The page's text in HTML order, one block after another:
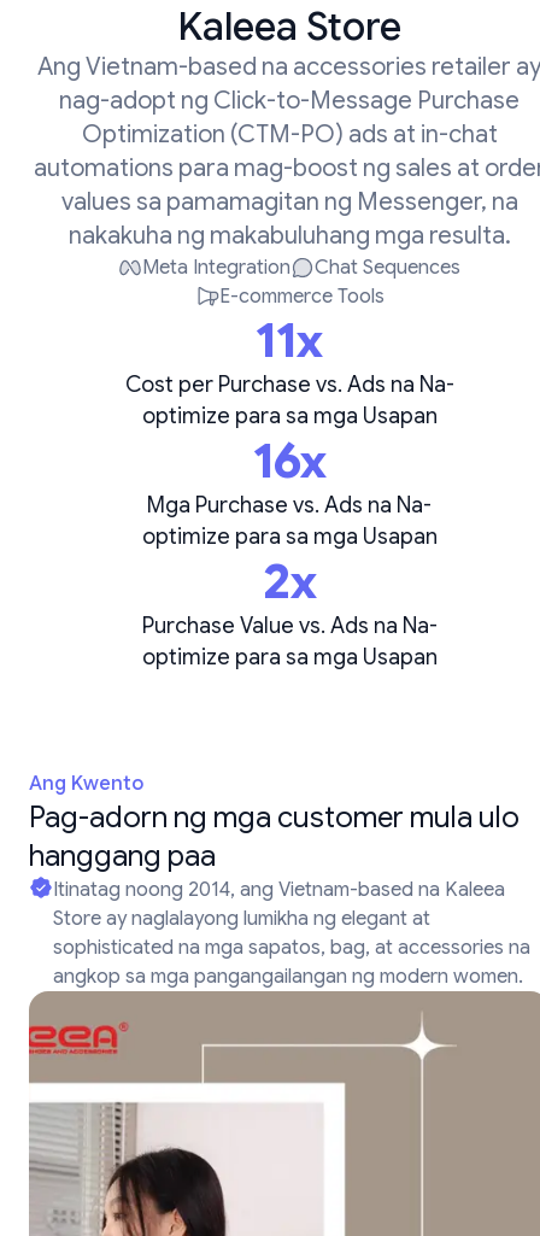
Kaleea Store
Ang Vietnam-based na accessories retailer ay
nag-adopt ng Click-to-Message Purchase
Optimization (CTM-PO) ads at in-chat
automations para mag-boost ng sales at
values sa pamamagitan ng Messenger, na
nakakuha ng makabuluhang mga resulta.
Meta Integration
Chat Sequences
E-commerce Tools
11x
Cost per Purchase vs. Ads na Na-
optimize para sa mga Usapan
16x
Mga Purchase vs. Ads na Na-
optimize para sa mga Usapan
2x
Purchase Value vs. Ads na Na-
optimize para sa mga Usapan
Ang Kwento
Pag-adorn ng mga customer mula ulo
hanggang paa
Itinatag noong 2014, ang Vietnam-based na Kaleea
Store ay naglalayong lumikha ng elegant at
sophisticated na mga sapatos, bag, at accessories na
angkop sa mga pangangailangan ng modern women.